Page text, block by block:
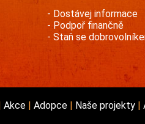
Dostávej informace
Podpoř finančně
Staň se
Akce Adopce Naše projekty